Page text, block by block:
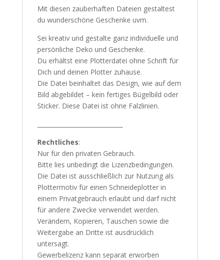
Mit diesen zauberhaften Dateien gestaltest
du wunderschöne Geschenke uvm.
Sei kreativ und gestalte ganz individuelle und
persönliche Deko und Geschenke.
Du erhältst eine Plotterdatei ohne Schrift für
Dich und deinen Plotter zuhause.
Die Datei beinhaltet das Design, wie auf dem
Bild abgebildet – kein fertiges Bügelbild oder
Sticker. Diese Datei ist ohne Falzlinien.
Rechtliches:
Nur für den privaten Gebrauch.
Bitte lies unbedingt die Lizenzbedingungen.
Die Datei ist ausschließlich zur Nutzung als
Plottermotiv für einen Schneideplotter in
einem Privatgebrauch erlaubt und darf nicht
für andere Zwecke verwendet werden.
Verändern, Kopieren, Tauschen sowie die
Weitergabe an Dritte ist ausdrücklich
untersagt.
Gewerbelizenz kann separat erworben